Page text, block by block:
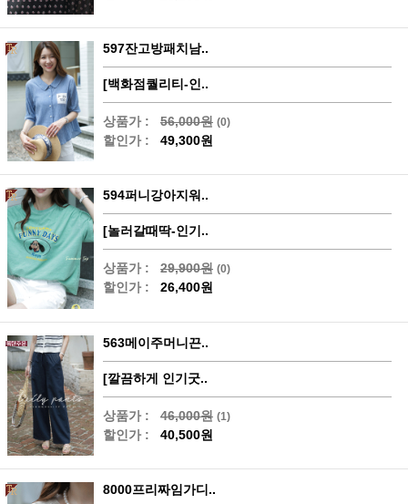
597잔고방패치남..
[백화점퀄리티-인..
상품가 : 56,000원 (0)
할인가 : 49,300원
594퍼니강아지워..
[놀러갈때딱-인기..
상품가 : 29,900원 (0)
할인가 : 26,400원
563메이주머니끈..
[깔끔하게 인기굿..
상품가 : 46,000원 (1)
할인가 : 40,500원
8000프리짜임가디..